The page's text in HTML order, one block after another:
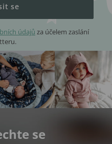
se
údajů za účelem zaslání
se